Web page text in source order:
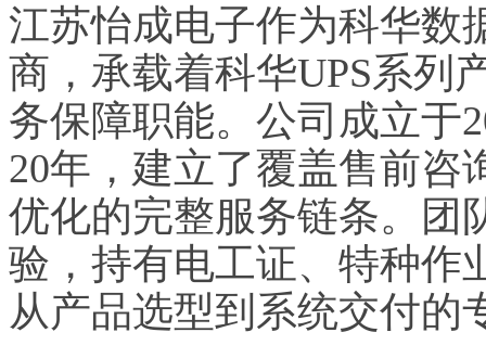
江苏怡成电子作为科华数
商，承载着科华UPS系列
务保障职能。公司成立于
20年，建立了覆盖售前咨
优化的完整服务链条。团
验，持有电工证、特种作
从产品选型到系统交付的